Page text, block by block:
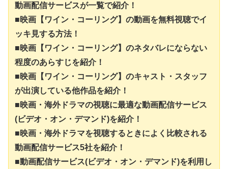
動画配信サービスが一覧で紹介！
■映画【ワイン・コーリング】の動画を無料視聴でイ
ッキ見する方法！
■映画【ワイン・コーリング】のネタバレにならない
程度のあらすじを紹介！
■映画【ワイン・コーリング】のキャスト・スタッフ
が出演している他作品を紹介！
■映画・海外ドラマの視聴に最適な動画配信サービス
(ビデオ・オン・デマンド)を紹介！
■映画・海外ドラマを視聴するときによく比較される
動画配信サービス5社を紹介！
■動画配信サービス(ビデオ・オン・デマンド)を利用し